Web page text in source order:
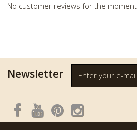
No customer reviews for the moment.
Newsletter